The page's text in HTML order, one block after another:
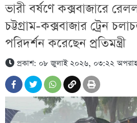
ভারী বর্ষণে কক্সবাজারে
চট্টগ্রাম-কক্সবাজার ট্রেন
পরিদর্শন করেছেন প্রতিমন্ত্রী
প্রকাশ: ০৮ জুলাই ২০২৬, ০৩:২২